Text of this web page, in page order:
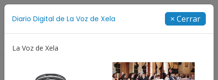
Diario Digital de La Voz de Xela × Cerrar
La Voz de Xela